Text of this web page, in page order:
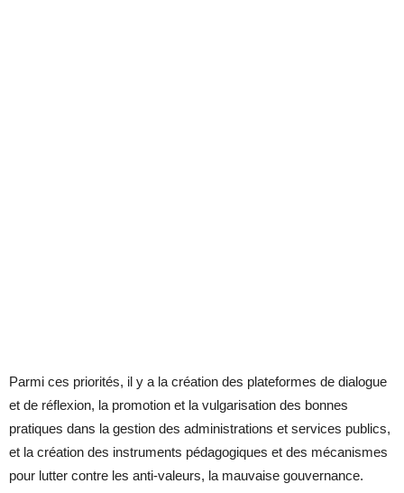
Parmi ces priorités, il y a la création des plateformes de dialogue
et de réflexion, la promotion et la vulgarisation des bonnes
pratiques dans la gestion des administrations et services publics,
et la création des instruments pédagogiques et des mécanismes
pour lutter contre les anti-valeurs, la mauvaise gouvernance.